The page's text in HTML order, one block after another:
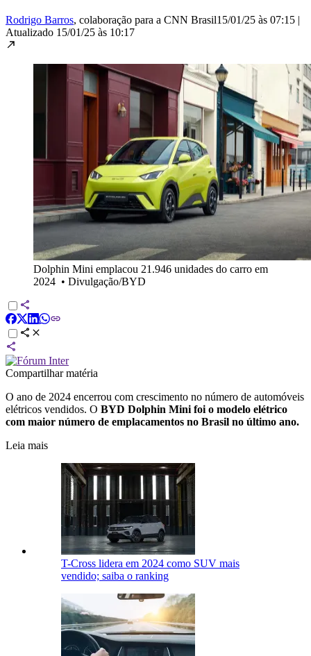
Rodrigo Barros, colaboração para a CNN Brasil15/01/25 às 07:15 |
Atualizado 15/01/25 às 10:17
Dolphin Mini emplacou 21.946 unidades do carro em
2024 • Divulgação/BYD
Compartilhar matéria
O ano de 2024 encerrou com crescimento no número de automóveis
elétricos vendidos. O BYD Dolphin Mini foi o modelo elétrico
com maior número de emplacamentos no Brasil no último ano.
Leia mais
T-Cross lidera em 2024 como SUV mais
vendido; saiba o ranking